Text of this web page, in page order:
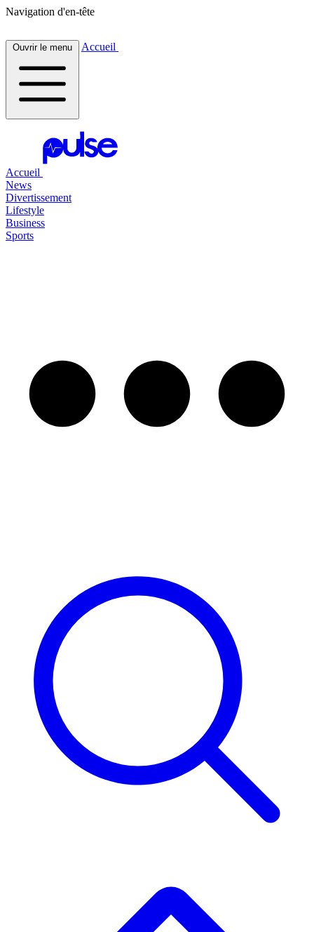
Navigation d'en-tête
Ouvrir le menu Accueil
Accueil
News
Divertissement
Lifestyle
Business
Sports